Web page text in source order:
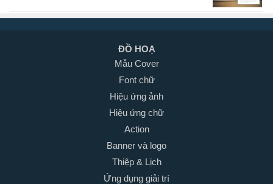
ĐỒ HOẠ
Mẫu Cover
Font chữ
Hiệu ứng ảnh
Hiệu ứng chữ
Action
Banner và logo
Thiệp & Lịch
Ứng dụng giải trí